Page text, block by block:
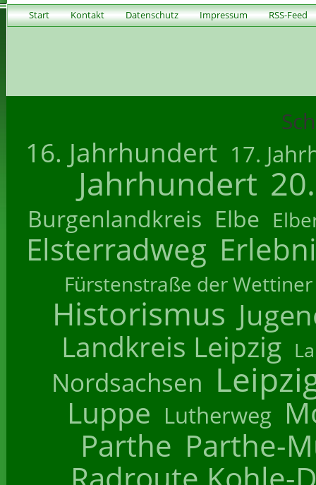
Start Kontakt Datenschutz Impressum RSS-Feed
16. Jahrhundert 17.
Jahrhundert
Burgenlandkreis Elbe
Elsterradweg
Fürstenstraße der Wettiner
Historismus
Landkreis Leipzig
Nordsachsen
Luppe Lutherweg
Parthe Parthe-